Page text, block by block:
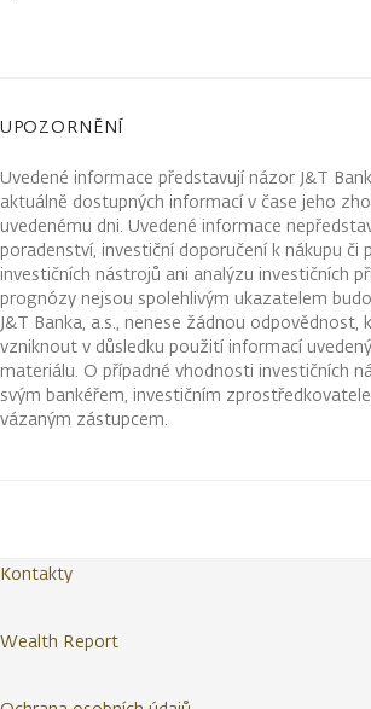
UPOZORNĚNÍ
Uvedené informace představují názor J&T
aktuálně dostupných informací v čase jeho
uvedenému dni. Uvedené informace
poradenství, investiční doporučení k nákupu či
investičních nástrojů ani analýzu investičních
prognózy nejsou spolehlivým ukazatelem
J&T Banka, a.s., nenese žádnou odpovědnost,
vzniknout v důsledku použití informací
materiálu. O případné vhodnosti investičních
svým bankéřem, investičním
vázaným zástupcem.
Kontakty
Wealth Report